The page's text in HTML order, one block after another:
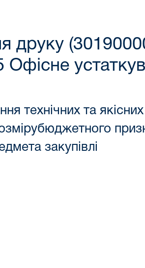
друку
Офісне
технічних та
закупівлі